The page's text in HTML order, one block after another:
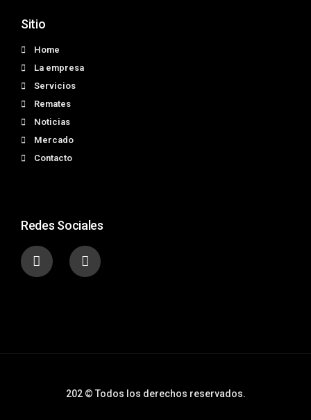
Sitio
Home
La empresa
Servicios
Remates
Noticias
Mercado
Contacto
Redes Sociales
202 © Todos los derechos reservados.